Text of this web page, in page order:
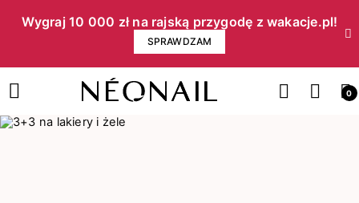
Wygraj 10 000 zł na rajską przygodę z wakacje.pl!​
SPRAWDZAM
0